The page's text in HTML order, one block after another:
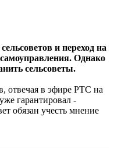
и переход на
Однако
сельсоветы.
отвечая в эфире РТС на
гарантировал -
обязан учесть мнение